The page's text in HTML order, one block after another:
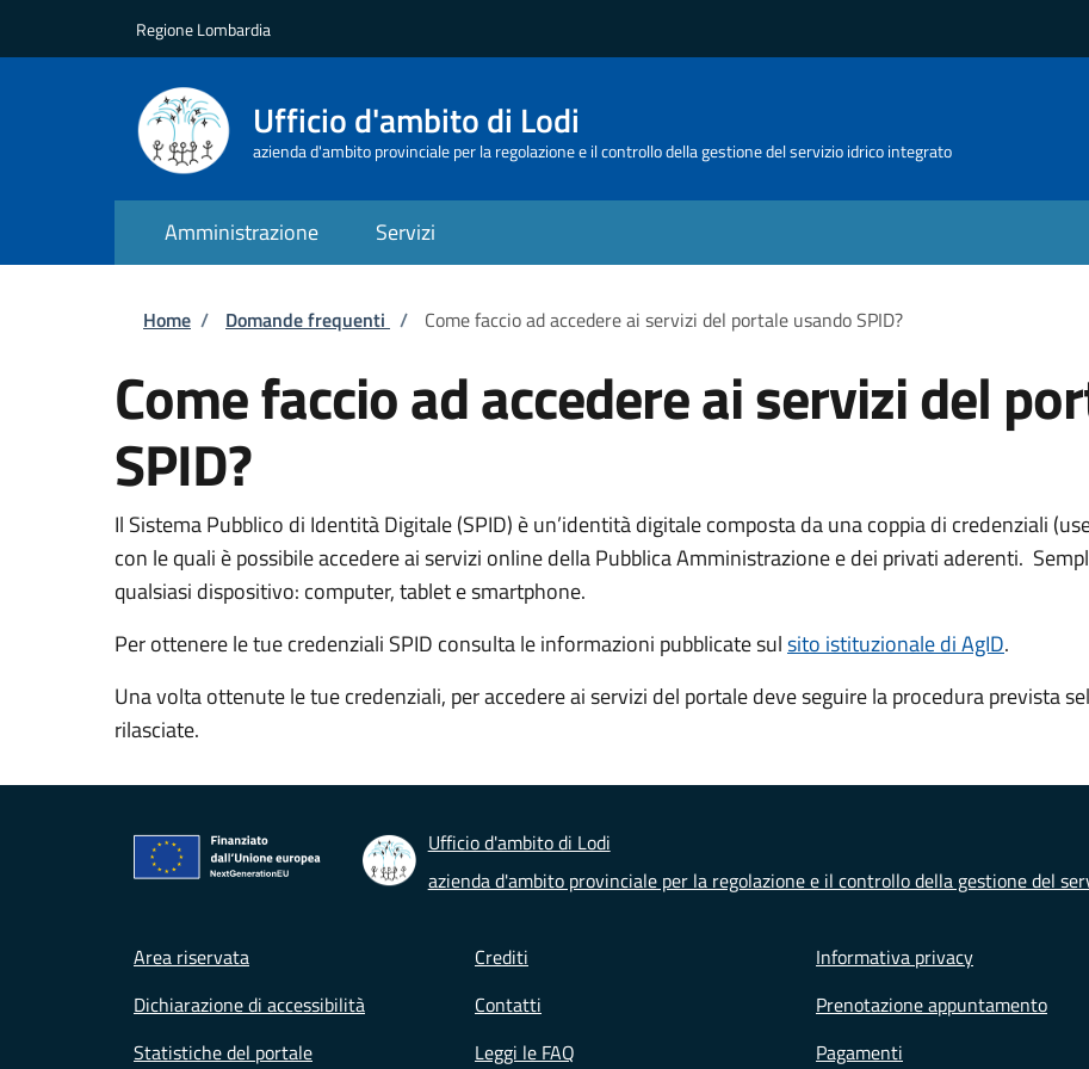
Regione Lombardia
Ufficio d'ambito di Lodi
azienda d'ambito provinciale per la regolazione e il controllo della gestione del servizio idrico integrato
Amministrazione Servizi
Briciole di pane
Home / Domande frequenti / Come faccio ad accedere ai servizi del portale usando SPID?
Come faccio ad accedere ai servizi del
SPID?
Il Sistema Pubblico di Identità Digitale (SPID) è un’identità digitale composta da una coppia di credenziali
con le quali è possibile accedere ai servizi online della Pubblica Amministrazione e dei privati aderenti.
qualsiasi dispositivo: computer, tablet e smartphone.
Per ottenere le tue credenziali SPID consulta le informazioni pubblicate sulsito istituzionale di AgID.
Una volta ottenute le tue credenziali, per accedere ai servizi del portale deve seguire la procedura prevista
rilasciate.
Ufficio d'ambito di Lodi
azienda d'ambito provinciale per la regolazione e il controllo della gestione del
Footer menu
Area riservata Crediti Informativa privacy
Dichiarazione di accessibilità
Contatti Prenotazione appuntamento
Statistiche del portale
Leggi le FAQ Pagamenti